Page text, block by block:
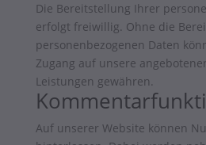
Die Bereitstellung Ihrer
erfolgt freiwillig. Ohne die
personenbezogenen Daten
Zugang auf unsere
Leistungen gewähren.
Auf unserer Website können